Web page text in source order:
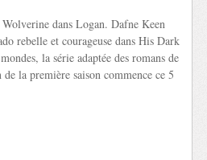
dans Logan. Dafne Keen
rebelle et courageuse dans His Dark
la série adaptée des romans de
la première saison commence ce 5